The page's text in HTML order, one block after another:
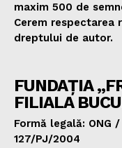
maxim 500 de
Cerem
dreptului de autor.
FUNDAȚIA
FILIALA
Formă legală: ONG
127/PJ/2004